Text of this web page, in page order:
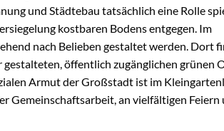
und Städtebau tatsächlich eine Rolle
kostbaren Bodens entgegen. Im
nach Belieben gestaltet werden. Dort
öffentlich zugänglichen grünen
Armut der Großstadt ist im
Gemeinschaftsarbeit, an vielfältigen Feiern